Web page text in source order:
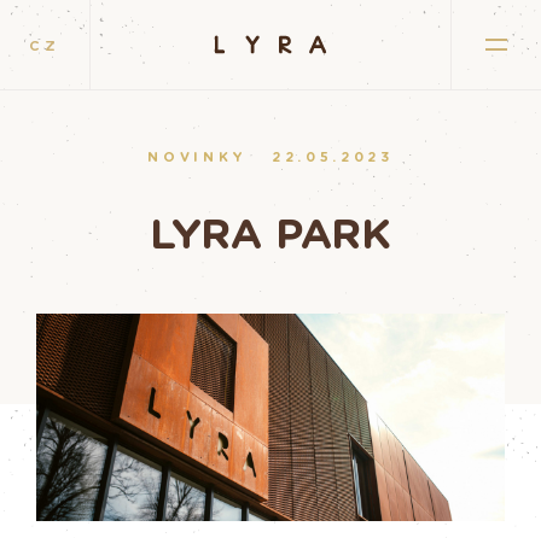
CZ
NOVINKY 22.05.2023
LYRA PARK